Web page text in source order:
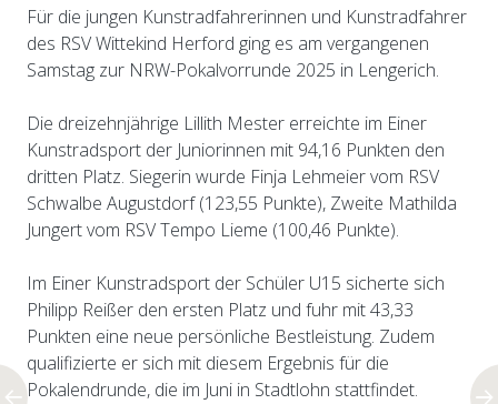
Für die jungen Kunstradfahrerinnen und Kunstradfahrer
des RSV Wittekind Herford ging es am vergangenen
Samstag zur NRW-Pokalvorrunde 2025 in Lengerich.
Die dreizehnjährige Lillith Mester erreichte im Einer
Kunstradsport der Juniorinnen mit 94,16 Punkten den
dritten Platz. Siegerin wurde Finja Lehmeier vom RSV
Schwalbe Augustdorf (123,55 Punkte), Zweite Mathilda
Jungert vom RSV Tempo Lieme (100,46 Punkte).
Im Einer Kunstradsport der Schüler U15 sicherte sich
Philipp Reißer den ersten Platz und fuhr mit 43,33
Punkten eine neue persönliche Bestleistung. Zudem
qualifizierte er sich mit diesem Ergebnis für die
Pokalendrunde, die im Juni in Stadtlohn stattfindet.